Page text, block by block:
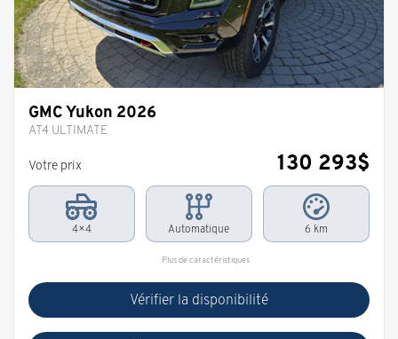
GMC Yukon 2026
AT4 ULTIMATE
Votre prix 130 293$
4×4 Automatique 6 km
Plus de caractéristiques
Vérifier la disponibilité